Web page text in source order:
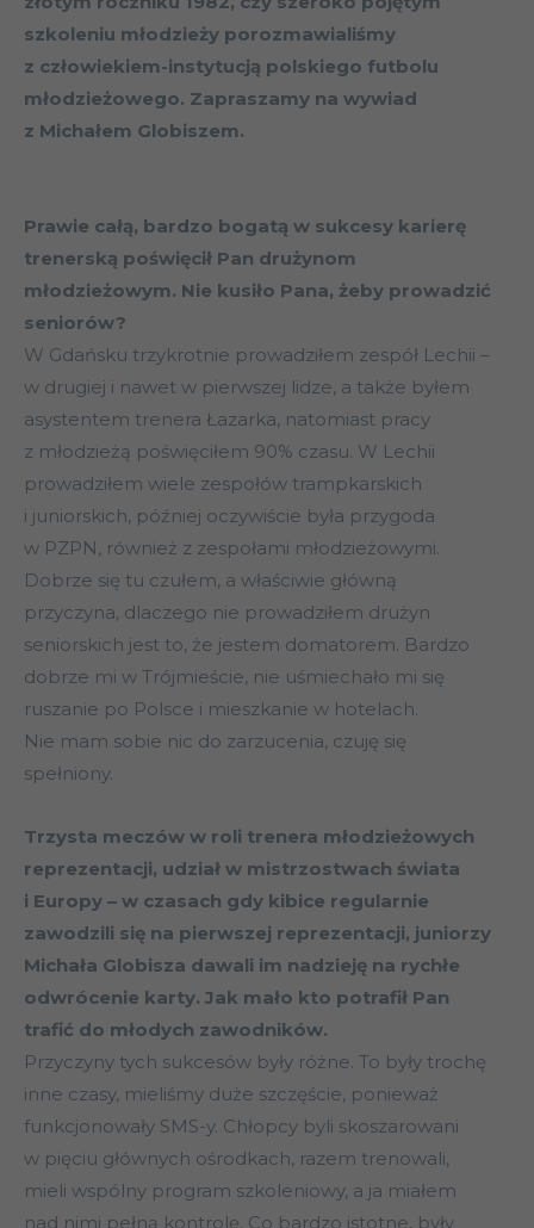
szkoleniu młodzieży porozmawialiśmy
z człowiekiem-instytucją polskiego futbolu
młodzieżowego. Zapraszamy na wywiad
z Michałem Globiszem.
Prawie całą, bardzo bogatą w sukcesy karierę
trenerską poświęcił Pan drużynom
młodzieżowym. Nie kusiło Pana, żeby prowadzić
seniorów?
W Gdańsku trzykrotnie prowadziłem zespół Lechii –
w drugiej i nawet w pierwszej lidze, a także byłem
asystentem trenera Łazarka, natomiast pracy
z młodzieżą poświęciłem 90% czasu. W Lechii
prowadziłem wiele zespołów trampkarskich
i juniorskich, później oczywiście była przygoda
w PZPN, również z zespołami młodzieżowymi.
Dobrze się tu czułem, a właściwie główną
przyczyna, dlaczego nie prowadziłem drużyn
seniorskich jest to, że jestem domatorem. Bardzo
dobrze mi w Trójmieście, nie uśmiechało mi się
ruszanie po Polsce i mieszkanie w hotelach.
Nie mam sobie nic do zarzucenia, czuję się
spełniony.
Trzysta meczów w roli trenera młodzieżowych
reprezentacji, udział w mistrzostwach świata
i Europy – w czasach gdy kibice regularnie
zawodzili się na pierwszej reprezentacji, juniorzy
Michała Globisza dawali im nadzieję na rychłe
odwrócenie karty. Jak mało kto potrafił Pan
trafić do młodych zawodników.
Przyczyny tych sukcesów były różne. To były trochę
inne czasy, mieliśmy duże szczęście, ponieważ
funkcjonowały SMS-y. Chłopcy byli skoszarowani
w pięciu głównych ośrodkach, razem trenowali,
mieli wspólny program szkoleniowy, a ja miałem
nad nimi pełną kontrolę. Co bardzo istotne, były